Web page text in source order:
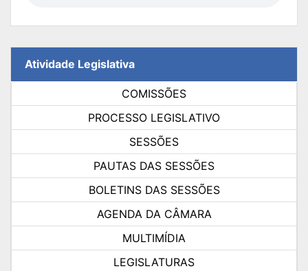
Atividade Legislativa
COMISSÕES
PROCESSO LEGISLATIVO
SESSÕES
PAUTAS DAS SESSÕES
BOLETINS DAS SESSÕES
AGENDA DA CÂMARA
MULTIMÍDIA
LEGISLATURAS